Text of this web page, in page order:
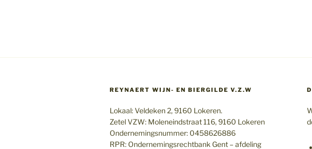
REYNAERT WIJN- EN BIERGILDE V.Z.W
Lokaal: Veldeken 2, 9160 Lokeren.
Zetel VZW: Moleneindstraat 116, 9160 Lokeren
Ondernemingsnummer: 0458626886
RPR: Ondernemingsrechtbank Gent – afdeling